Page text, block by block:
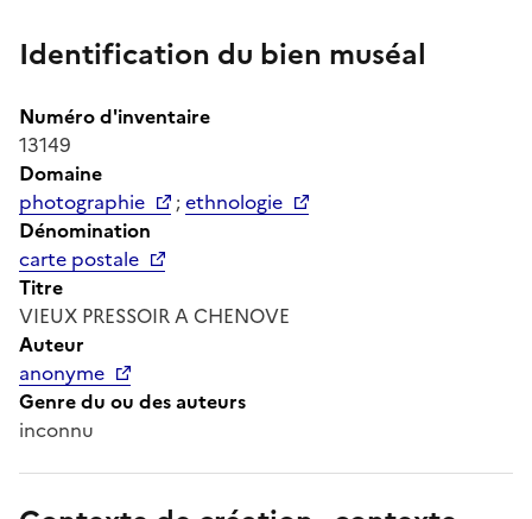
Identification du bien muséal
Numéro d'inventaire
13149
Domaine
photographie
;ethnologie
Dénomination
carte postale
Titre
VIEUX PRESSOIR A CHENOVE
Auteur
anonyme
Genre du ou des auteurs
inconnu